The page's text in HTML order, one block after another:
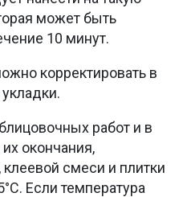
может быть
10 минут.
корректировать в
работ и в
окончания,
смеси и плитки
Если температура